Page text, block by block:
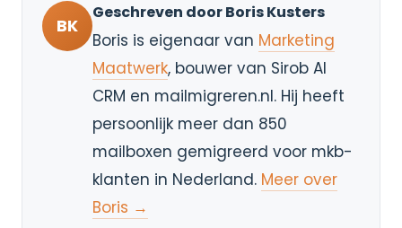
BK
Geschreven door Boris Kusters
Boris is eigenaar van Marketing
Maatwerk, bouwer van Sirob AI
CRM en mailmigreren.nl. Hij heeft
persoonlijk meer dan 850
mailboxen gemigreerd voor mkb-
klanten in Nederland. Meer over
Boris →